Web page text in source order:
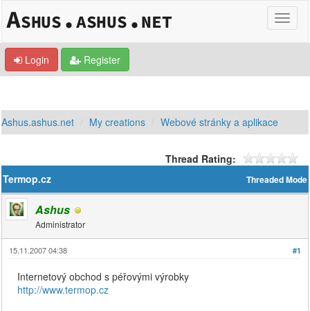
Login Register
Ashus.ashus.net My creations Webové stránky a aplikace
Thread Rating:
Threaded Mode
Termop.cz
Ashus
Administrator
#1
15.11.2007 04:38
Internetový obchod s péřovými výrobky
http://www.termop.cz